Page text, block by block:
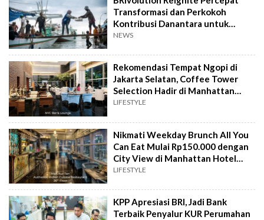
Transformasi dan Perkokoh
Kontribusi Danantara untuk
Ekonomi Nasional
NEWS
Rekomendasi Tempat Ngopi di
Jakarta Selatan, Coffee Tower
Selection Hadir di Manhattan
Hotel Jakarta
LIFESTYLE
Nikmati Weekday Brunch All You
Can Eat Mulai Rp150.000 dengan
City View di Manhattan Hotel
Jakarta
LIFESTYLE
KPP Apresiasi BRI, Jadi Bank
Terbaik Penyalur KUR Perumahan